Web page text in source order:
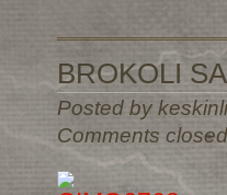
BROKOLI
Posted by
Comments closed